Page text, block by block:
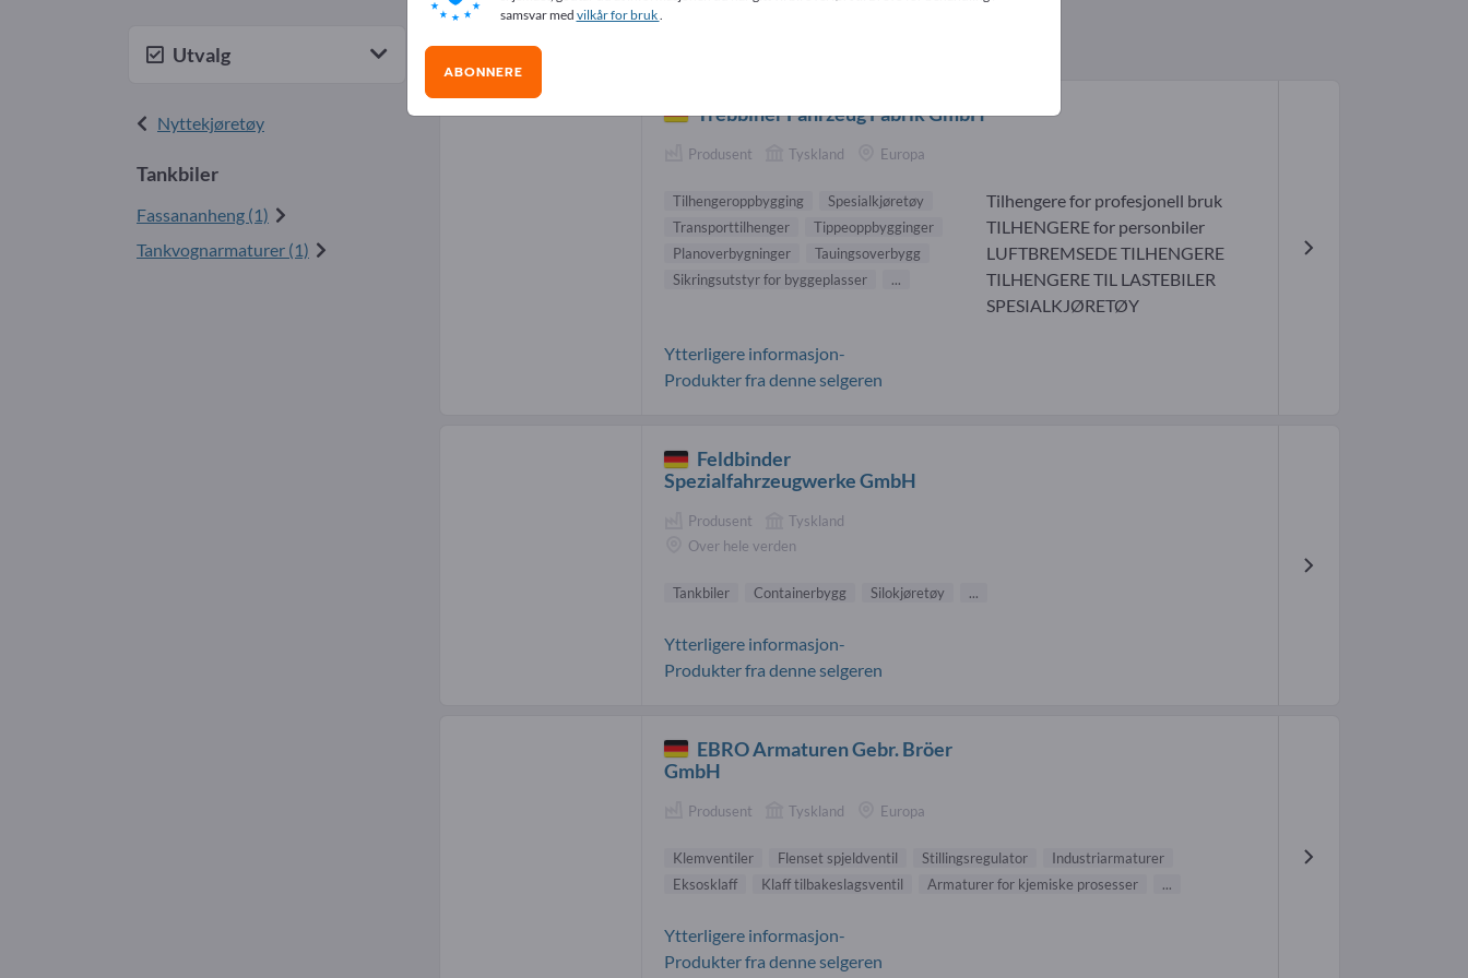
Utvalg
Nyttekjøretøy
Tankbiler
Fassananheng (1)
Tankvognarmaturer (1)
Tankbiler-leverandører (3)
Trebbiner Fahrzeug Fabrik GmbH
Produsent Tyskland Europa
Tilhengeroppbygging
Spesialkjøretøy
Transporttilhenger
Tippeoppbygginger
Planoverbygninger
Tauingsoverbygg
Sikringsutstyr for byggeplasser
...
Tilhengere for profesjonell bruk
TILHENGERE for personbiler
LUFTBREMSEDE TILHENGERE
TILHENGERE TIL LASTEBILER
SPESIALKJØRETØY
Ytterligere informasjon-
Produkter fra denne selgeren
Feldbinder
Spezialfahrzeugwerke GmbH
Produsent
Tyskland
Over hele verden
Tankbiler Containerbygg Silokjøretøy ...
Ytterligere informasjon-
Produkter fra denne selgeren
EBRO Armaturen Gebr. Bröer
GmbH
Produsent Tyskland Europa
Klemventiler Flenset spjeldventil Stillingsregulator
Industriarmaturer
Eksosklaff
Klaff tilbakeslagsventil Armaturer for kjemiske prosesser ...
Ytterligere informasjon-
Produkter fra denne selgeren
samsvar med vilkår for bruk.
ABONNERE